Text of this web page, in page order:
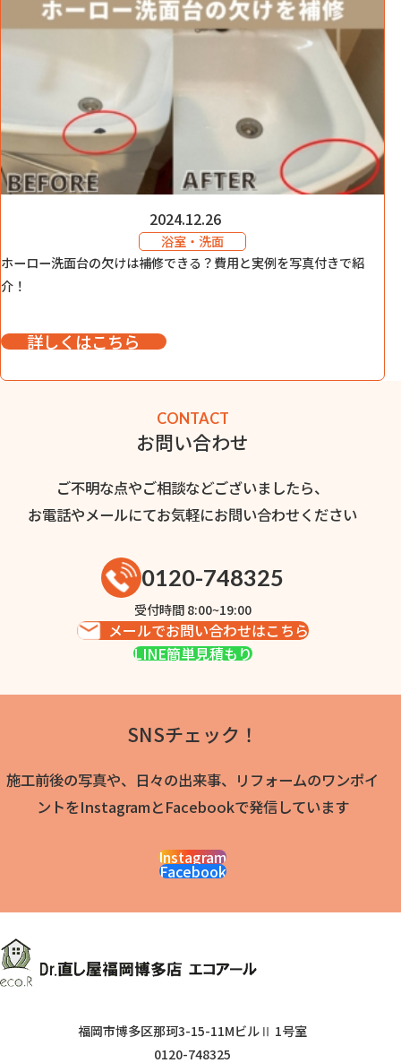
2024.12.26
浴室・洗面
ホーロー洗面台の欠けは補修できる？費用と実例を写真付きで紹
介！
詳しくはこちら
CONTACT
お問い合わせ
ご不明な点やご相談などございましたら、
お電話やメールにてお気軽にお問い合わせください
0120-748325
受付時間 8:00~19:00
メールでお問い合わせはこちら
LINE簡単見積もり
SNSチェック！
施工前後の写真や、日々の出来事、リフォームのワンポイ
ントをInstagramとFacebookで発信しています
Instagram
Facebook
福岡市博多区那珂3-15-11MビルⅡ 1号室
0120-748325